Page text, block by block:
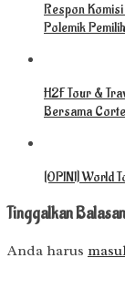
Respon
Polemik
H2F Tour &
Bersama
[OPINI] World
Tinggalkan Balasan
Anda harus